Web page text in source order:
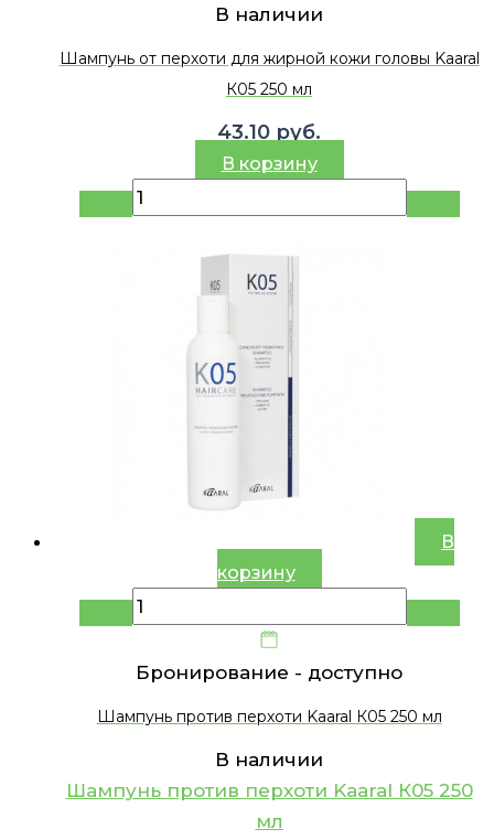
В наличии
Шампунь от перхоти для жирной кожи головы Kaaral
К05 250 мл
43.10 руб.
В корзину
В
корзину
Бронирование - доступно
Шампунь против перхоти Kaaral К05 250 мл
В наличии
Шампунь против перхоти Kaaral К05 250
мл